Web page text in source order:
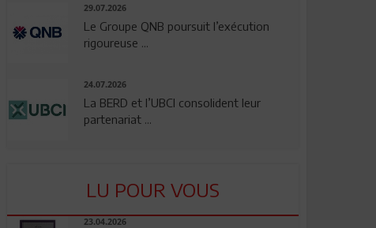
29.07.2026
Le Groupe QNB poursuit l’exécution
rigoureuse ...
24.07.2026
La BERD et l’UBCI consolident leur
partenariat ...
LU POUR VOUS
23.04.2026